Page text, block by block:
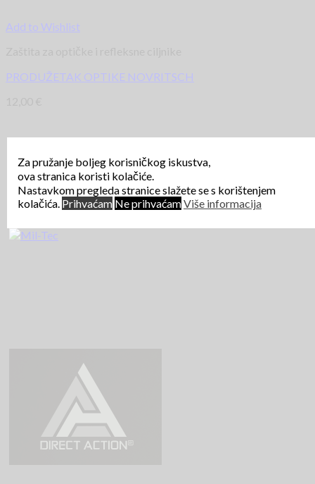
Add to Wishlist
PRODUŽETAK OPTIKE NOVRITSCH
Za pružanje boljeg korisničkog iskustva,
ova stranica koristi kolačiće.
Nastavkom pregleda stranice slažete se s korištenjem
kolačića. Prihvaćam Ne prihvaćamViše informacija